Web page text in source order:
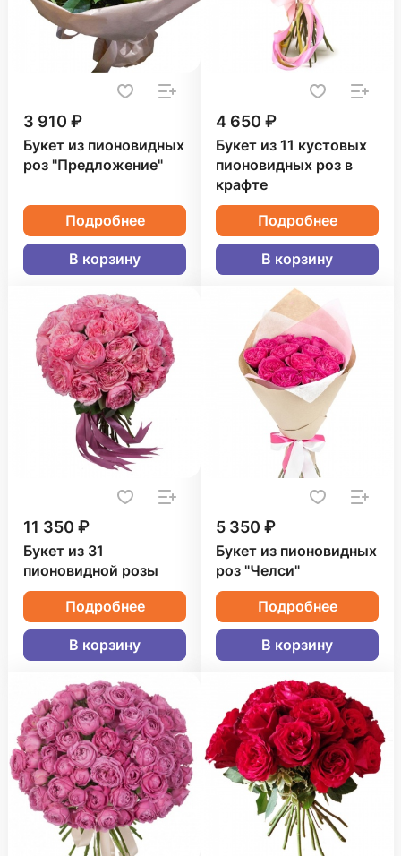
3 910 ₽
Букет из пионовидных
роз "Предложение"
Подробнее
В корзину
4 650 ₽
Букет из 11 кустовых
пионовидных роз в
крафте
Подробнее
В корзину
11 350 ₽
Букет из 31
пионовидной розы
Подробнее
В корзину
5 350 ₽
Букет из пионовидных
роз "Челси"
Подробнее
В корзину